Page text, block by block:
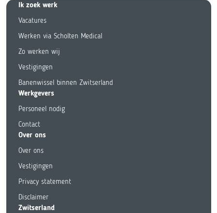
Ik zoek werk
Vacatures
Werken via Scholten Medical
Zo werken wij
Vestigingen
Banenwissel binnen Zwitserland
Werkgevers
Personeel nodig
Contact
Over ons
Over ons
Vestigingen
Privacy statement
Disclaimer
Zwitserland